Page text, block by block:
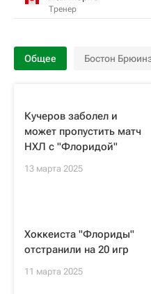
Тренер
Общее Бостон
Кучеров заболел и
может пропустить матч
НХЛ с "Флоридой"
13 марта 2025
Хоккеиста "Флориды"
отстранили на 20 игр
11 марта 2025